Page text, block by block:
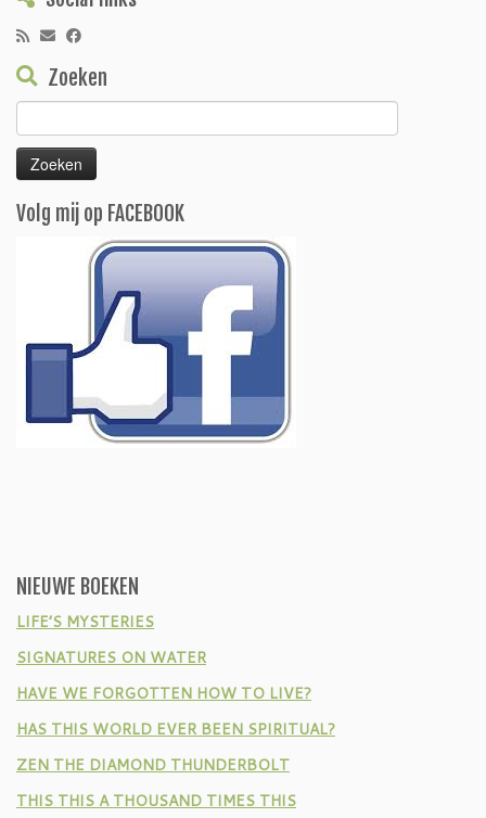
Zoeken
naar:
Volg mij op FACEBOOK
NIEUWE BOEKEN
LIFE’S MYSTERIES
SIGNATURES ON WATER
HAVE WE FORGOTTEN HOW TO LIVE?
HAS THIS WORLD EVER BEEN SPIRITUAL?
ZEN THE DIAMOND THUNDERBOLT
THIS THIS A THOUSAND TIMES THIS